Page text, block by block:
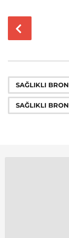
o
t
P
g
i
SAĞLIKLI
SAĞLIKLI